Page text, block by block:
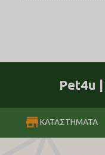
Pet4u |
ΚΑΤΑΣΤΗΜΑΤΑ